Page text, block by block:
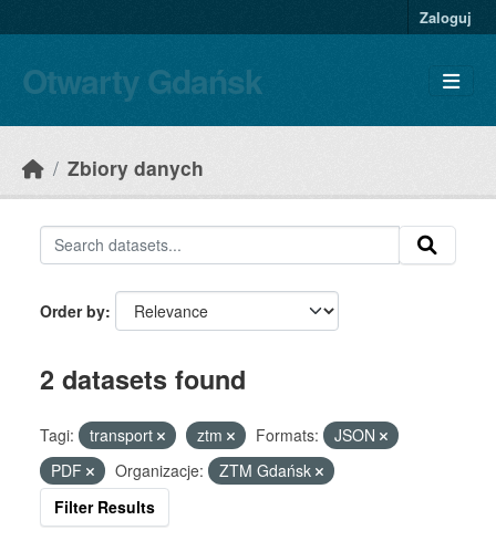
Zaloguj
Otwarty Gdańsk
Zbiory danych
Order by
2 datasets found
Tagi: transport ztm Formats:
JSON
PDF
Organizacje:
ZTM Gdańsk
Filter Results